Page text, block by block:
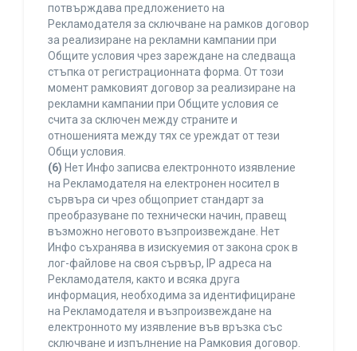
потвърждава предложението на
Рекламодателя за сключване на рамков договор
за реализиране на рекламни кампании при
Общите условия чрез зареждане на следваща
стъпка от регистрационната форма. От този
момент рамковият договор за реализиране на
рекламни кампании при Общите условия се
счита за сключен между страните и
отношенията между тях се уреждат от тези
Общи условия.
(6) Нет Инфо записва електронното изявление
на Рекламодателя на електронен носител в
сървъра си чрез общоприет стандарт за
преобразуване по технически начин, правещ
възможно неговото възпроизвеждане. Нет
Инфо съхранява в изискуемия от закона срок в
лог-файлове на своя сървър, IP адреса на
Рекламодателя, както и всяка друга
информация, необходима за идентифициране
на Рекламодателя и възпроизвеждане на
електронното му изявление във връзка със
сключване и изпълнение на Рамковия договор.